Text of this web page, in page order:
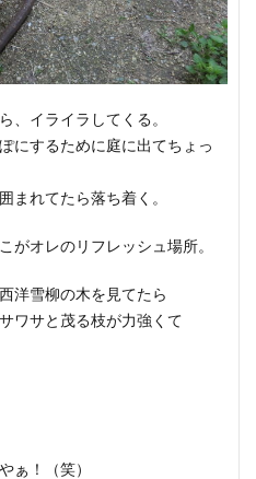
、イライラしてくる。
にするために庭に出てちょっ
まれてたら落ち着く。
がオレのリフレッシュ場所。
洋雪柳の木を見てたら
ワサと茂る枝が力強くて
ぁ！（笑）